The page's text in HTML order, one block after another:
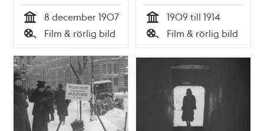
Tid
8 december 1907
Typ
Film & rörlig bild Tid
1909 till 1914
Typ
Film & rörlig bild